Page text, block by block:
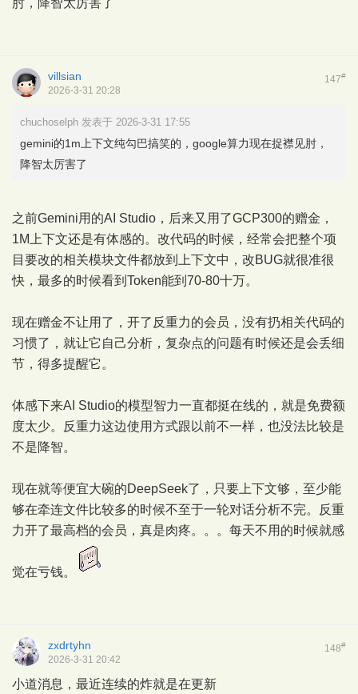
147#
villsian
2026-3-31 20:28
chuchoselph 发表于 2026-3-31 17:55
gemini的1m上下文纯勾巴搞笑的，google算力现在捉襟见肘，
降智太厉害了
之前Gemini用的AI Studio，后来又用了GCP300的赠金，
1M上下文还是有体感的。改代码的时候，经常会把整个项
目要改的相关模块文件都放到上下文中，改BUG就很准很
快，最多的时候看到Token能到70-80十万。
现在赠金不让用了，开了反重力的会员，没有扔相关代码的
习惯了，就让它自己分析，复杂点的问题有时候还是会丢细
节，得多提醒它。
体感下来AI Studio的模型智力一直都挺在线的，就是免费额
度太少。反重力这边使用方式跟以前不一样，也没法比较是
不是降智。
现在就等便宜大碗的DeepSeek了，只要上下文够，至少能
够在牵连文件比较多的时候不至于一轮对话分析不完。反重
力开了最高档的会员，真是肉疼。。。每天不用的时候就感
觉在亏钱。
148#
zxdrtyhn
2026-3-31 20:42
小道消息，最近连续的炸就是在更新